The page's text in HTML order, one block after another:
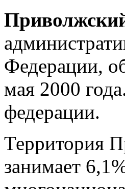
Федерации,
мая 2000
федерации.
Территория
занимает